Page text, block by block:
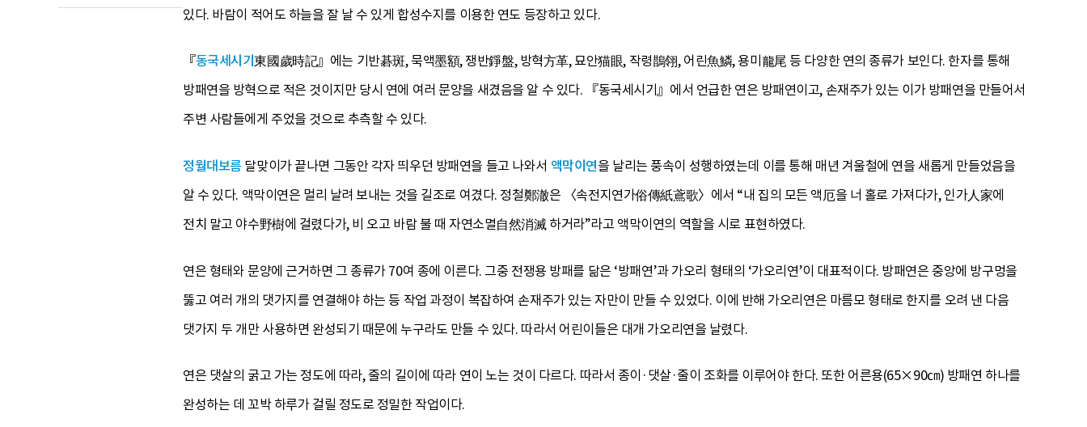
있다. 바람이 적어도 하늘을 잘 날 수 있게 합성수지를 이용한 연도 등장하고 있다.
『동국세시기東國歲時記』에는 기반碁斑, 묵액墨額, 쟁반錚盤, 방혁方革, 묘안猫眼, 작령鵲翎, 어린魚鱗, 용미龍尾 등 다양한 연의 종류가 보인다. 한자를 통해
방패연을 방혁으로 적은 것이지만 당시 연에 여러 문양을 새겼음을 알 수 있다. 『동국세시기』에서 언급한 연은 방패연이고, 손재주가 있는 이가 방패연을 만들어서
주변 사람들에게 주었을 것으로 추측할 수 있다.
정월대보름 달맞이가 끝나면 그동안 각자 띄우던 방패연을 들고 나와서 액막이연을 날리는 풍속이 성행하였는데 이를 통해 매년 겨울철에 연을 새롭게 만들었음을
알 수 있다. 액막이연은 멀리 날려 보내는 것을 길조로 여겼다. 정철鄭澈은 〈속전지연가俗傳紙鳶歌〉에서 “내 집의 모든 액厄을 너 홀로 가져다가, 인가人家에
전치 말고 야수野樹에 걸렸다가, 비 오고 바람 불 때 자연소멸自然消滅 하거라”라고 액막이연의 역할을 시로 표현하였다.
연은 형태와 문양에 근거하면 그 종류가 70여 종에 이른다. 그중 전쟁용 방패를 닮은 ‘방패연’과 가오리 형태의 ‘가오리연’이 대표적이다. 방패연은 중앙에 방구멍을
뚫고 여러 개의 댓가지를 연결해야 하는 등 작업 과정이 복잡하여 손재주가 있는 자만이 만들 수 있었다. 이에 반해 가오리연은 마름모 형태로 한지를 오려 낸 다음
댓가지 두 개만 사용하면 완성되기 때문에 누구라도 만들 수 있다. 따라서 어린이들은 대개 가오리연을 날렸다.
연은 댓살의 굵고 가는 정도에 따라, 줄의 길이에 따라 연이 노는 것이 다르다. 따라서 종이·댓살·줄이 조화를 이루어야 한다. 또한 어른용(65×90㎝) 방패연 하나를
완성하는 데 꼬박 하루가 걸릴 정도로 정밀한 작업이다.